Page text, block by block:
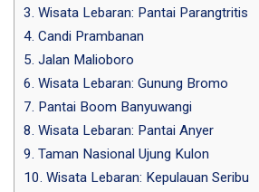
3. Wisata Lebaran: Pantai Parangtritis
4. Candi Prambanan
5. Jalan Malioboro
6. Wisata Lebaran: Gunung Bromo
7. Pantai Boom Banyuwangi
8. Wisata Lebaran: Pantai Anyer
9. Taman Nasional Ujung Kulon
10. Wisata Lebaran: Kepulauan Seribu